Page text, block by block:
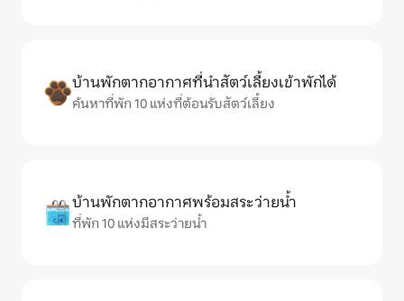
บ้านพักตากอากาศที่นำสัตว์เลี้ยงเข้าพักได้
ค้นหาที่พัก 10 แห่งที่ต้อนรับสัตว์เลี้ยง
บ้านพักตากอากาศพร้อมสระว่ายน้ำ
ที่พัก 10 แห่งมีสระว่ายน้ำ